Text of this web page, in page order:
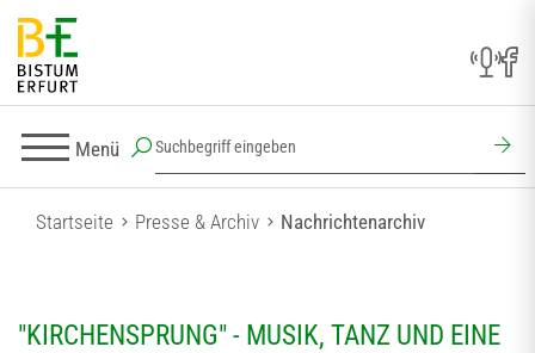
Menü
Startseite Presse & Archiv Nachrichtenarchiv
"KIRCHENSPRUNG" - MUSIK, TANZ UND EINE